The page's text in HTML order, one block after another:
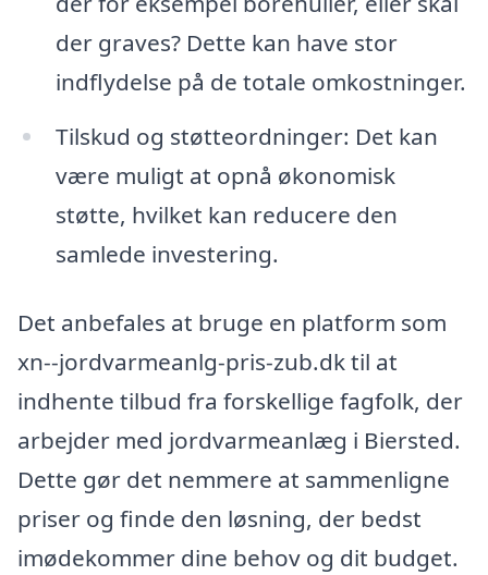
der graves? Dette kan have stor
indflydelse på de totale omkostninger.
Tilskud og støtteordninger: Det kan
være muligt at opnå økonomisk
støtte, hvilket kan reducere den
samlede investering.
Det anbefales at bruge en platform som
xn--jordvarmeanlg-pris-zub.dk til at
indhente tilbud fra forskellige fagfolk, der
arbejder med jordvarmeanlæg i Biersted.
Dette gør det nemmere at sammenligne
priser og finde den løsning, der bedst
imødekommer dine behov og dit budget.